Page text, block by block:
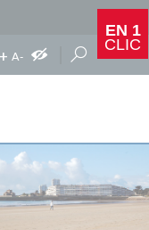
EN 1
CLIC
Agrandir le texte
A-Réduire le texte
Augmenter les